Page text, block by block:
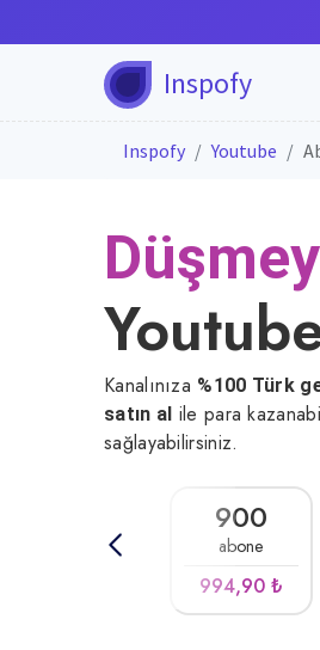
Inspofy
Inspofy Youtube
Kanalınıza %100 Türk
satın al ile para
sağlayabilirsiniz.
900
abone
994,90 ₺